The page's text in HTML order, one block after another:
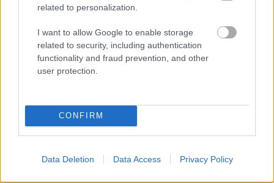
related to personalization.
I want to allow Google to enable storage
related to security, including authentication
functionality and fraud prevention, and other
user protection.
CONFIRM
Data Deletion Data Access Privacy Policy
Απάντησε
1
George 9
Αλχημείες
24/01/2026 - 10:44
Τι λες?
GiorgosZN
Αλχημείες
24/01/2026 - 10:44
Απάντησε
5 Likes 0 Απαντήσεις